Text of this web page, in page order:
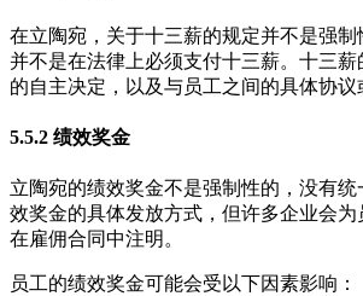
在立陶宛，关于十三薪的规定并不是强
并不是在法律上必须支付十三薪。十三
的自主决定，以及与员工之间的具体协议
5.5.2 绩效奖金
立陶宛的绩效奖金不是强制性的，没有
效奖金的具体发放方式，但许多企业会
在雇佣合同中注明。
员工的绩效奖金可能会受以下因素影响：